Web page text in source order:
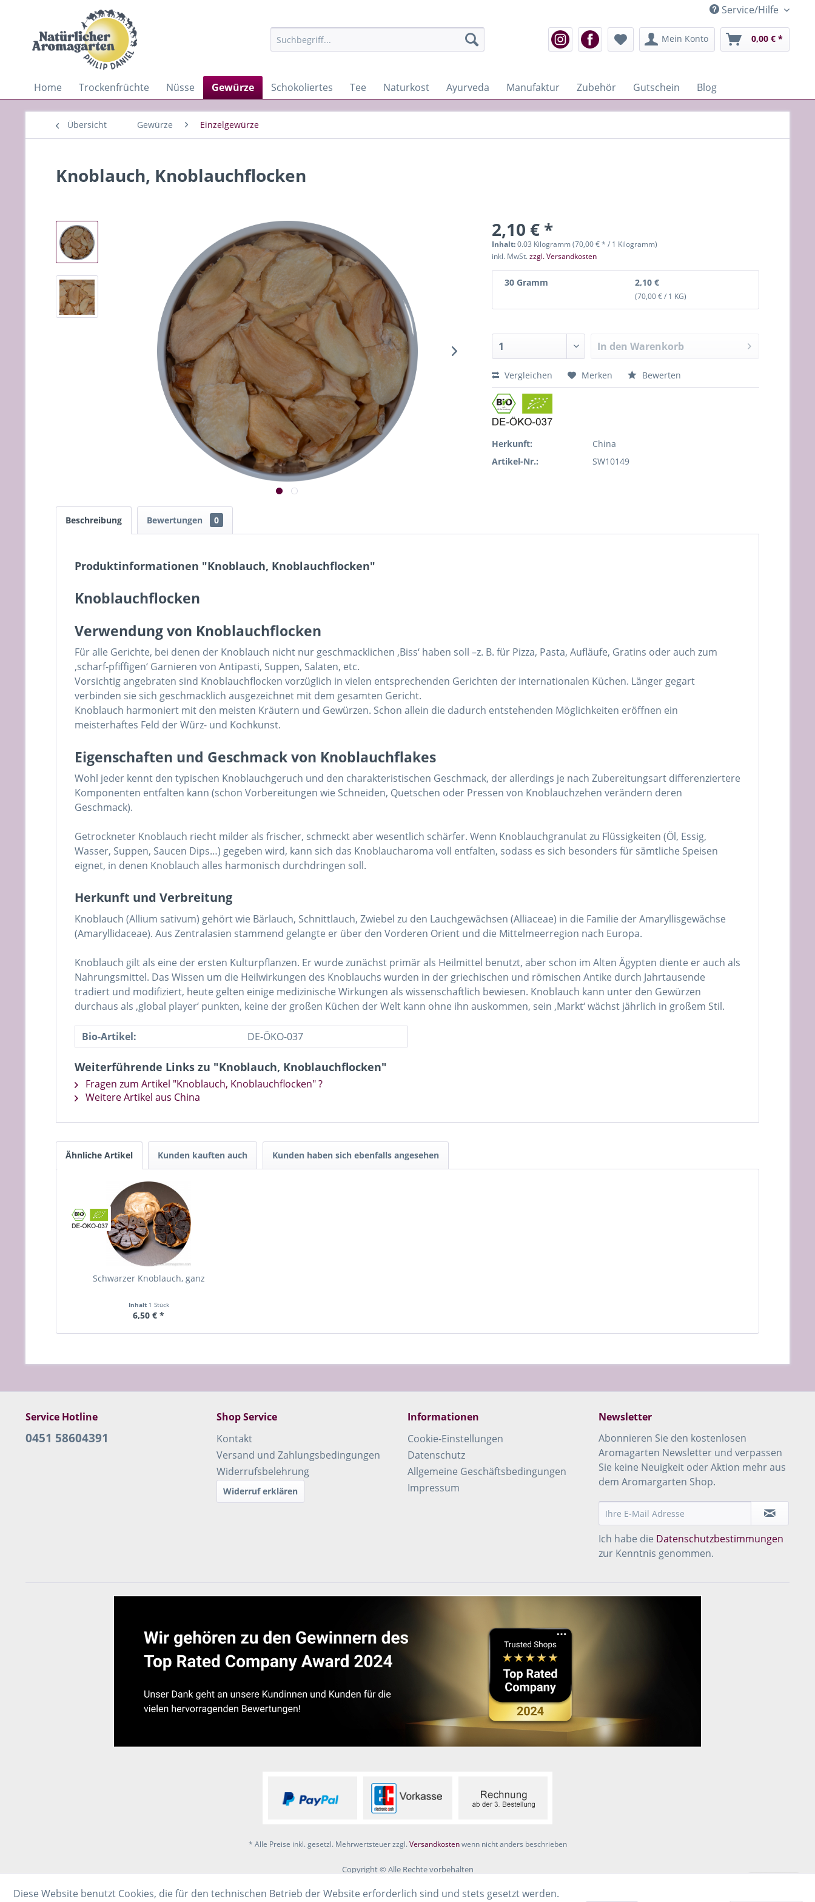
Service/Hilfe
Mein Konto 0,00 € *
Home Trockenfrüchte Nüsse Gewürze Schokoliertes Tee Naturkost Ayurveda Manufaktur Zubehör Gutschein Blog
Übersicht Gewürze Einzelgewürze
Knoblauch, Knoblauchflocken
2,10 € *
Inhalt:0.03 Kilogramm (70,00 € * / 1 Kilogramm)
inkl. MwSt.zzgl. Versandkosten
30 Gramm 2,10 €
(70,00 € / 1 KG)
In den Warenkorb
Vergleichen Merken Bewerten
Herkunft:
China
Artikel-Nr.:
SW10149
Beschreibung Bewertungen 0
Produktinformationen "Knoblauch, Knoblauchflocken"
Knoblauchflocken
Verwendung von Knoblauchflocken
Für alle Gerichte, bei denen der Knoblauch nicht nur geschmacklichen ‚Biss‘ haben soll –z. B. für Pizza, Pasta, Aufläufe, Gratins oder auch zum
‚scharf-pfiffigen‘ Garnieren von Antipasti, Suppen, Salaten, etc.
Vorsichtig angebraten sind Knoblauchflocken vorzüglich in vielen entsprechenden Gerichten der internationalen Küchen. Länger gegart
verbinden sie sich geschmacklich ausgezeichnet mit dem gesamten Gericht.
Knoblauch harmoniert mit den meisten Kräutern und Gewürzen. Schon allein die dadurch entstehenden Möglichkeiten eröffnen ein
meisterhaftes Feld der Würz- und Kochkunst.
Eigenschaften und Geschmack von Knoblauchflakes
Wohl jeder kennt den typischen Knoblauchgeruch und den charakteristischen Geschmack, der allerdings je nach Zubereitungsart differenziertere
Komponenten entfalten kann (schon Vorbereitungen wie Schneiden, Quetschen oder Pressen von Knoblauchzehen verändern deren
Geschmack).
Getrockneter Knoblauch riecht milder als frischer, schmeckt aber wesentlich schärfer. Wenn Knoblauchgranulat zu Flüssigkeiten (Öl, Essig,
Wasser, Suppen, Saucen Dips…) gegeben wird, kann sich das Knoblaucharoma voll entfalten, sodass es sich besonders für sämtliche Speisen
eignet, in denen Knoblauch alles harmonisch durchdringen soll.
Herkunft und Verbreitung
Knoblauch (Allium sativum) gehört wie Bärlauch, Schnittlauch, Zwiebel zu den Lauchgewächsen (Alliaceae) in die Familie der Amaryllisgewächse
(Amaryllidaceae). Aus Zentralasien stammend gelangte er über den Vorderen Orient und die Mittelmeerregion nach Europa.
Knoblauch gilt als eine der ersten Kulturpflanzen. Er wurde zunächst primär als Heilmittel benutzt, aber schon im Alten Ägypten diente er auch als
Nahrungsmittel. Das Wissen um die Heilwirkungen des Knoblauchs wurden in der griechischen und römischen Antike durch Jahrtausende
tradiert und modifiziert, heute gelten einige medizinische Wirkungen als wissenschaftlich bewiesen. Knoblauch kann unter den Gewürzen
durchaus als ‚global player‘ punkten, keine der großen Küchen der Welt kann ohne ihn auskommen, sein ‚Markt‘ wächst jährlich in großem Stil.
Bio-Artikel: DE-ÖKO-037
Weiterführende Links zu "Knoblauch, Knoblauchflocken"
Fragen zum Artikel "Knoblauch, Knoblauchflocken" ?
Weitere Artikel aus China
Ähnliche Artikel Kunden kauften auch Kunden haben sich ebenfalls angesehen
Schwarzer Knoblauch, ganz
Inhalt 1 Stück
6,50 € *
Service Hotline
0451 58604391
Shop Service
Kontakt
Versand und Zahlungsbedingungen
Widerrufsbelehrung
Widerruf erklären
Informationen
Cookie-Einstellungen
Datenschutz
Allgemeine Geschäftsbedingungen
Impressum
Newsletter
Abonnieren Sie den kostenlosen
Aromagarten Newsletter und verpassen
Sie keine Neuigkeit oder Aktion mehr aus
dem Aromargarten Shop.
Ich habe die Datenschutzbestimmungen
zur Kenntnis genommen.
* Alle Preise inkl. gesetzl. Mehrwertsteuer zzgl.Versandkostenwenn nicht anders beschrieben
Copyright © Alle Rechte vorbehalten
Diese Website benutzt Cookies, die für den technischen Betrieb der Website erforderlich sind und stets gesetzt werden.